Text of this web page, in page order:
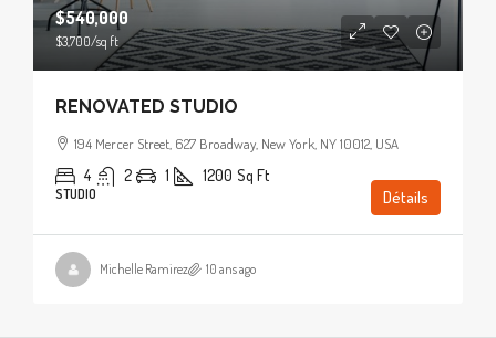
$540,000
$3,700/sq ft
RENOVATED STUDIO
194 Mercer Street, 627 Broadway, New York, NY 10012, USA
4 2 1 1200 Sq Ft
STUDIO Détails
Michelle Ramirez 10 ans ago